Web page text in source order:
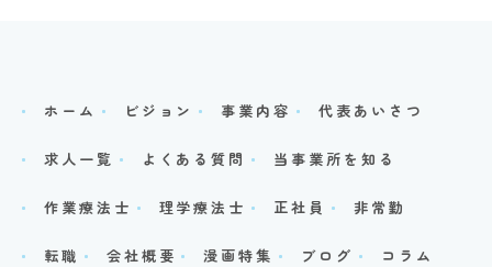
ホーム ビジョン 事業内容 代表あいさつ
求人一覧 よくある質問 当事業所を知る
作業療法士 理学療法士 正社員 非常勤
転職 会社概要 漫画特集 ブログ コラム